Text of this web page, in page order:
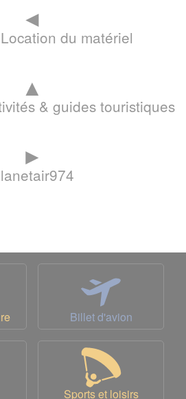
◄
du matériel
▲
& guides touristiques
►
Billet d'avion
Sports et loisirs